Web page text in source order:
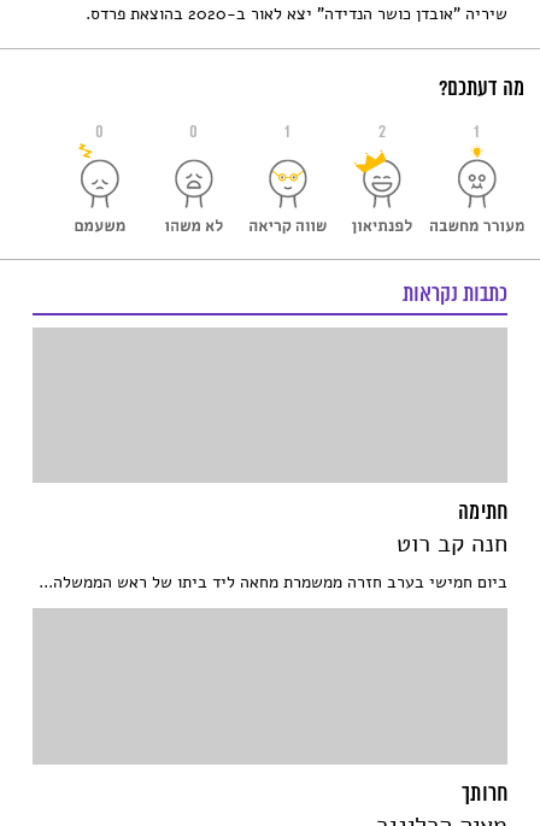
שיריה "אובדן כושר הנדידה" יצא לאור ב-2020 בהוצאת פרדס.
מה דעתכם?
0 0 1 2 1
כתבות נקראות
חתימה
חנה קב רוט
ביום חמישי בערב חזרה ממשמרת מחאה ליד ביתו של ראש הממשלה...
חרותך